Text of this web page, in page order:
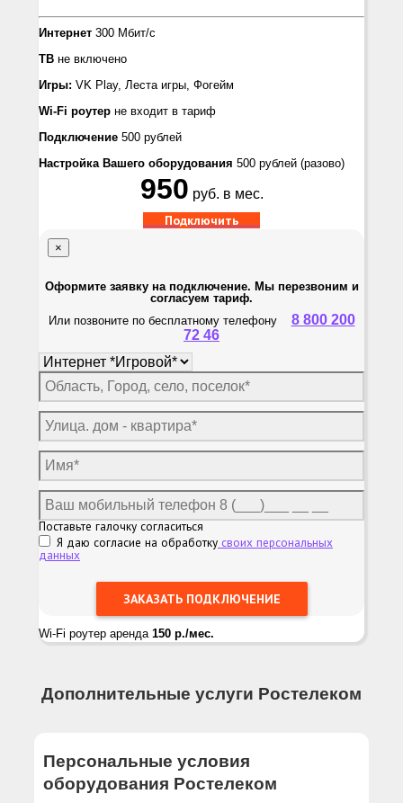
Интернет 300 Мбит/с
ТВ не включено
Игры: VK Play, Леста игры, Фогейм
Wi-Fi роутер не входит в тариф
Подключение 500 рублей
Настройка Вашего оборудования 500 рублей (разово)
950 руб. в мес.
Подключить
×
Оформите заявку на подключение. Мы перезвоним и
согласуем тариф.
Или позвоните по бесплатному телефону 8 800 200
72 46
Поставьте галочку согласиться
Я даю согласие на обработку своих персональных
данных
Wi-Fi роутер аренда 150 р./мес.
Дополнительные услуги Ростелеком
Персональные условия
оборудования Ростелеком